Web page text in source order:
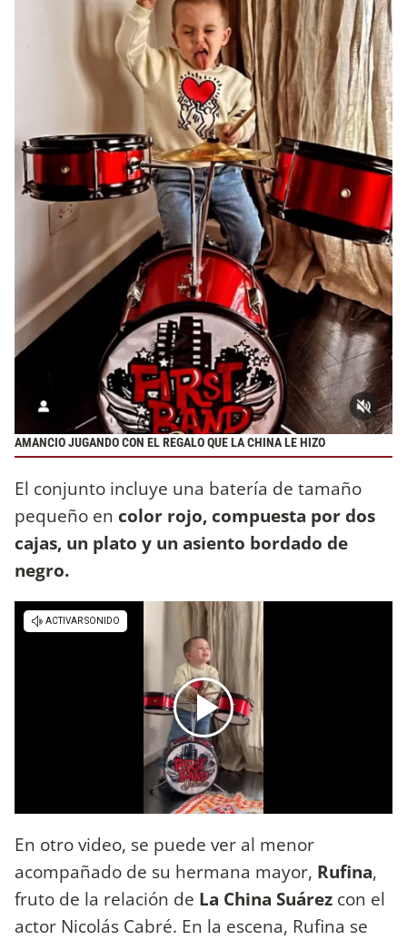
AMANCIO JUGANDO CON EL REGALO QUE LA CHINA LE HIZO
El conjunto incluye una batería de tamaño
pequeño en color rojo, compuesta por dos
cajas, un plato y un asiento bordado de
negro.
En otro video, se puede ver al menor
acompañado de su hermana mayor, Rufina,
fruto de la relación de La China Suárez con el
actor Nicolás Cabré. En la escena, Rufina se